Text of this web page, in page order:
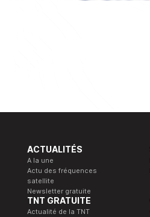
ACTUALITÉS
A la une
Actu des fréquences
satellite
Newsletter gratuite
TNT GRATUITE
Actualité de la TNT